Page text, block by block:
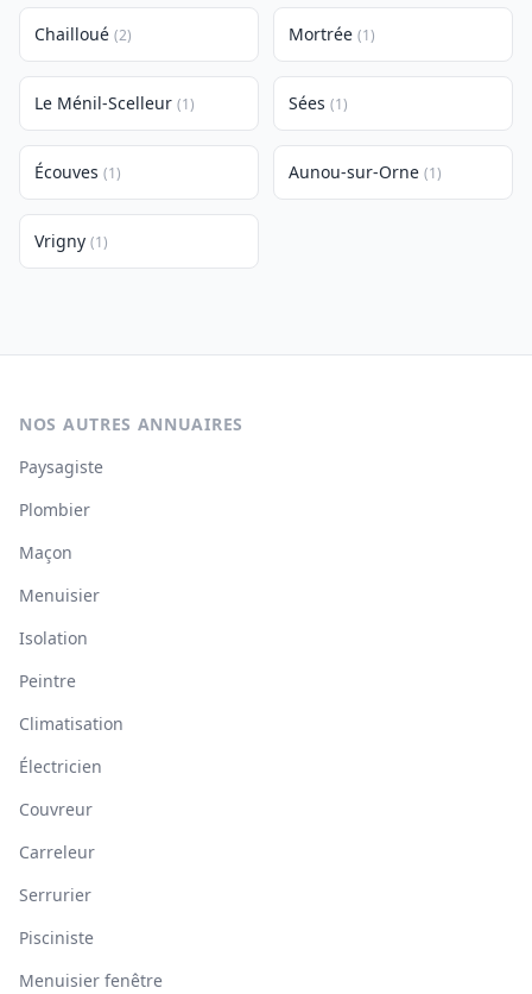
Chailloué (2) Mortrée (1)
Le Ménil-Scelleur (1) Sées (1)
Écouves (1) Aunou-sur-Orne (1)
Vrigny (1)
NOS AUTRES ANNUAIRES
Paysagiste
Plombier
Maçon
Menuisier
Isolation
Peintre
Climatisation
Électricien
Couvreur
Carreleur
Serrurier
Pisciniste
Menuisier fenêtre